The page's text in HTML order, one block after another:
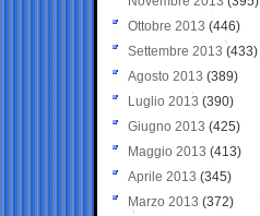
Ottobre 2013 (446)
Settembre 2013 (433)
Agosto 2013 (389)
Luglio 2013 (390)
Giugno 2013 (425)
Maggio 2013 (413)
Aprile 2013 (345)
Marzo 2013 (372)